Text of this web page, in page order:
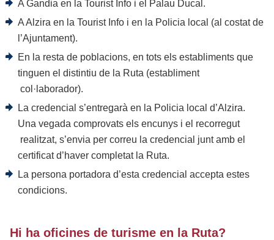
A Gandia en la Tourist Info i el Palau Ducal.
A Alzira en la Tourist Info i en la Policia local (al costat de
l’Ajuntament).
En la resta de poblacions, en tots els establiments que
tinguen el distintiu de la Ruta (establiment
col·laborador).
La credencial s’entregarà en la Policia local d’Alzira.
Una vegada comprovats els encunys i el recorregut
realitzat, s’envia per correu la credencial junt amb el
certificat d’haver completat la Ruta.
La persona portadora d’esta credencial accepta estes
condicions.
Hi ha oficines de turisme en la Ruta?